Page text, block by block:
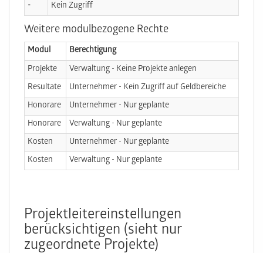
-
Kein Zugriff
Weitere modulbezogene Rechte
Modul
Berechtigung
Projekte
Verwaltung - Keine Projekte anlegen
Resultate
Unternehmer - Kein Zugriff auf Geldbereiche
Honorare
Unternehmer - Nur geplante
Honorare
Verwaltung - Nur geplante
Kosten
Unternehmer - Nur geplante
Kosten
Verwaltung - Nur geplante
Projektleiter­einstellungen
berücksichtigen (sieht nur
zugeordnete Projekte)